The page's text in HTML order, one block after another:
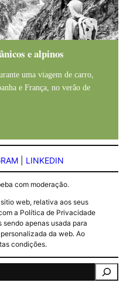
e alpinos
uma viagem de carro,
e França, no verão de
LINKEDIN
com moderação.
web, relativa aos seus
a Política de Privacidade
apenas usada para
da web. Ao
condições.